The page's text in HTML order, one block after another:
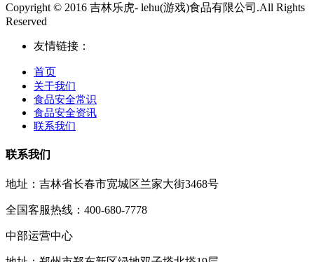
Copyright © 2016 吉林乐虎- lehu(游戏)食品有限公司.All Rights
Reserved
友情链接：
首页
关于我们
食品安全常识
食品安全资讯
联系我们
联系我们
地址：吉林省长春市宽城区兰家大街3468号
全国客服热线：400-680-7778
中部运营中心